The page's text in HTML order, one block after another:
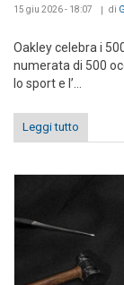
15 giu 2026 - 18:07 di
Oakley celebra i
numerata di 500
lo sport e l’...
Leggi tutto